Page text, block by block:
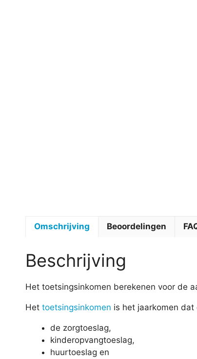
Omschrijving Beoordelingen
Beschrijving
Het toetsingsinkomen berekenen voor de
Het toetsingsinkomen is het jaarkomen
de zorgtoeslag,
kinderopvangtoeslag,
huurtoeslag en